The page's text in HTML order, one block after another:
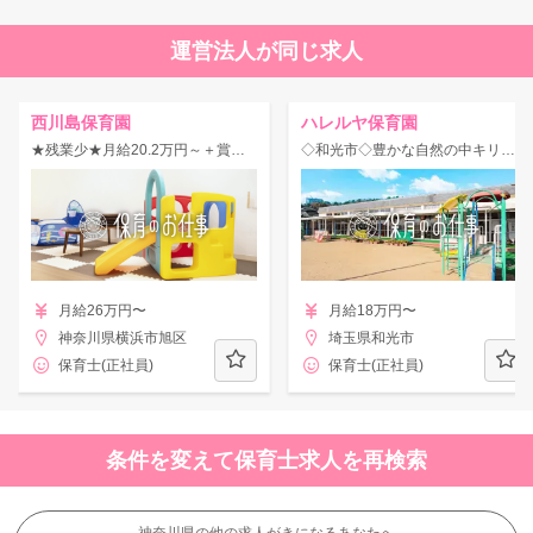
運営法人が同じ求人
西川島保育園
★残業少★月給20.2万円～＋賞与年4.1ヶ月の高水準◎住宅手当×社宅制度あり！
月給26万円〜
神奈川県横浜市旭区
保育士(正社員)
ハレルヤ保育園
◇和光市◇豊かな自然の中キリスト教保育を実践し、アットホームであたたかみのある保育園！マイカーOK♪
月給18万円〜
埼玉県和光市
保育士(正社員)
条件を変えて保育士求人を再検索